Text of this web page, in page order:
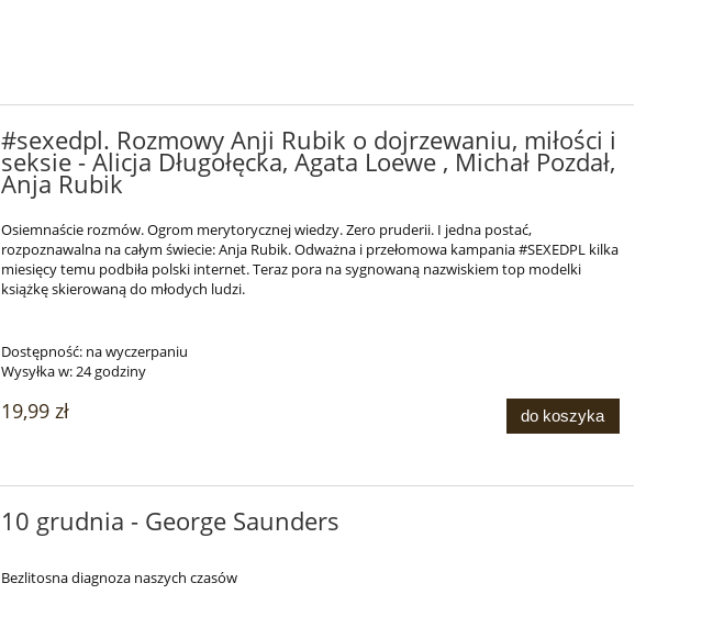
#sexedpl. Rozmowy Anji Rubik o dojrzewaniu, miłości i
seksie - Alicja Długołęcka, Agata Loewe , Michał Pozdał,
Anja Rubik
Osiemnaście rozmów. Ogrom merytorycznej wiedzy. Zero pruderii. I jedna postać,
rozpoznawalna na całym świecie: Anja Rubik. Odważna i przełomowa kampania #SEXEDPL kilka
miesięcy temu podbiła polski internet. Teraz pora na sygnowaną nazwiskiem top modelki
książkę skierowaną do młodych ludzi.
Dostępność: na wyczerpaniu
Wysyłka w:24 godziny
19,99 zł do koszyka
10 grudnia - George Saunders
Bezlitosna diagnoza naszych czasów